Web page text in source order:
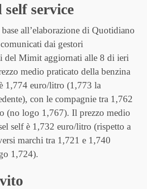
self service
all’elaborazione di Quotidiano
dai gestori
del Mimit aggiornati alle 8 di ieri
medio praticato della benzina
1,774 euro/litro (1,773 la
con le compagnie tra 1,762
(no logo 1,767). Il prezzo medio
self è 1,732 euro/litro (rispetto a
marchi tra 1,721 e 1,740
1,724).